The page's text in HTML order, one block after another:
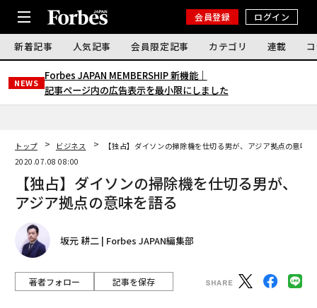
会員登録 ログイン
新着記事 人気記事 会員限定記事 カテゴリ 連載
NEWS
Forbes JAPAN MEMBERSHIP 新機能｜
記事ページ内の広告表示を最小限にしました
トップ ビジネス
【独占】ダイソンの掃除機を仕切る男が、アジア拠点の意味
2020.07.08 08:00
【独占】ダイソンの掃除機を仕切る男が、
アジア拠点の意味を語る
坂元 耕二 | Forbes JAPAN編集部
著者フォロー 記事を保存